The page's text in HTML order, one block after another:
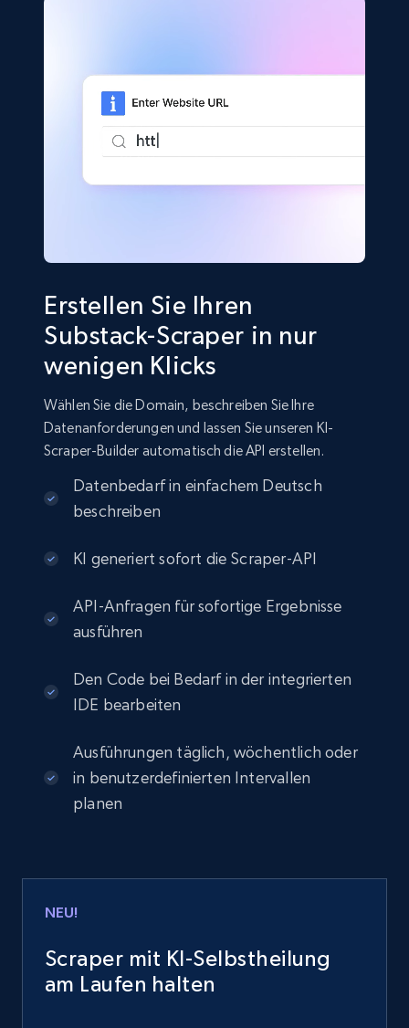
Erstellen Sie Ihren
Substack-Scraper in nur
wenigen Klicks
Wählen Sie die Domain, beschreiben Sie Ihre
Datenanforderungen und lassen Sie unseren KI-
Scraper-Builder automatisch die API erstellen.
Datenbedarf in einfachem Deutsch
beschreiben
KI generiert sofort die Scraper-API
API-Anfragen für sofortige Ergebnisse
ausführen
Den Code bei Bedarf in der integrierten
IDE bearbeiten
Ausführungen täglich, wöchentlich oder
in benutzerdefinierten Intervallen
planen
NEU!
Scraper mit KI-Selbstheilung
am Laufen halten